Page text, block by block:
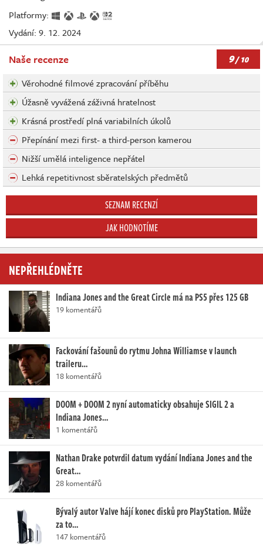
Platformy:
Vydání: 9. 12. 2024
Naše recenze 9/ 10
Věrohodné filmové zpracování příběhu
Úžasně vyvážená záživná hratelnost
Krásná prostředí plná variabilních úkolů
Přepínání mezi first- a third-person kamerou
Nižší umělá inteligence nepřátel
Lehká repetitivnost sběratelských předmětů
SEZNAM RECENZÍ
JAK HODNOTÍME
NEPŘEHLÉDNĚTE
Indiana Jones and the Great Circle má na PS5 přes 125 GB
19 komentářů
Fackování fašounů do rytmu Johna Williamse v launch
traileru…
18 komentářů
DOOM + DOOM 2 nyní automaticky obsahuje SIGIL 2 a
Indiana Jones…
1 komentářů
Nathan Drake potvrdil datum vydání Indiana Jones and the
Great…
28 komentářů
Bývalý autor Valve hájí konec disků pro PlayStation. Může
za to…
147 komentářů